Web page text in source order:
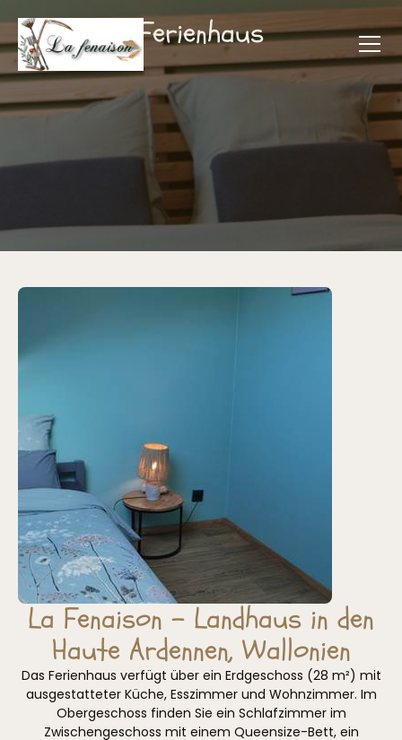
Ferienhaus
La Fenaison – Landhaus in den
Haute Ardennen, Wallonien
Das Ferienhaus verfügt über ein Erdgeschoss (28 m²) mit
ausgestatteter Küche, Esszimmer und Wohnzimmer. Im
Obergeschoss finden Sie ein Schlafzimmer im
Zwischengeschoss mit einem Queensize-Bett, ein